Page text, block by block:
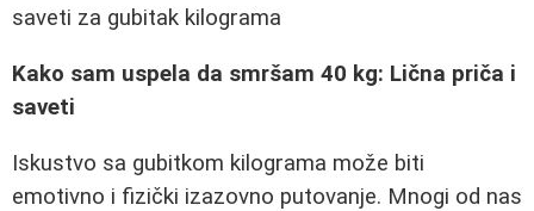
saveti za gubitak kilograma
Kako sam uspela da smršam 40 kg: Lična priča i
saveti
Iskustvo sa gubitkom kilograma može biti
emotivno i fizički izazovno putovanje. Mnogi od nas